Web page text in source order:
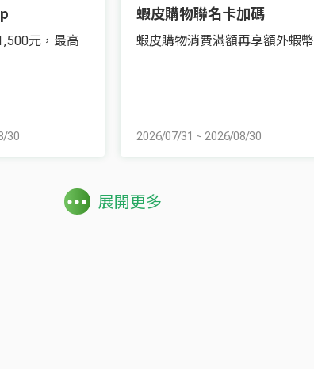
元，最高
30
蝦皮購物聯名卡加碼
蝦皮購物消費滿額再享額外蝦幣
2026/07/31 ~ 2026/08/30
展開更多